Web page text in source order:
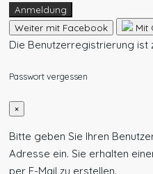
Anmeldung
Weiter mit Facebook
Mit
Die Benutzerregistrierung ist
Passwort vergessen
×
Bitte geben Sie Ihren
Adresse ein. Sie erhalten
per E-Mail zu erstellen.